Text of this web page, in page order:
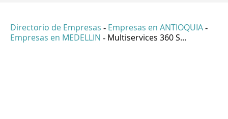
Directorio de Empresas - Empresas en ANTIOQUIA -
Empresas en MEDELLIN - Multiservices 360 S...